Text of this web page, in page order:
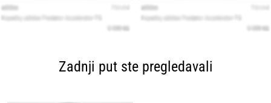
Zadnji put ste pregledavali